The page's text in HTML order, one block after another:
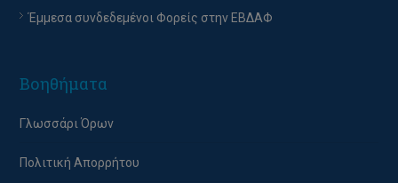
Έμμεσα συνδεδεμένοι Φορείς στην ΕΒΔΑΦ
Βοηθήματα
Γλωσσάρι Όρων
Πολιτική Απορρήτου